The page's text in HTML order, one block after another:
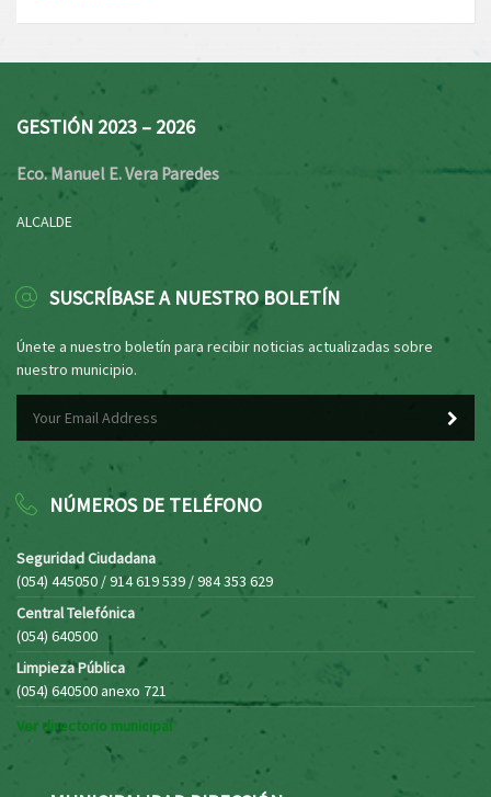
GESTIÓN 2023 – 2026
Eco. Manuel E. Vera Paredes
ALCALDE
SUSCRÍBASE A NUESTRO BOLETÍN
Únete a nuestro boletín para recibir noticias actualizadas sobre
nuestro municipio.
NÚMEROS DE TELÉFONO
Seguridad Ciudadana
(054) 445050 / 914 619 539 / 984 353 629
Central Telefónica
(054) 640500
Limpieza Pública
(054) 640500 anexo 721
Ver directorio municipal